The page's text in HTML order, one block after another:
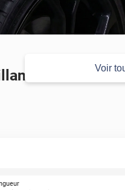
Voir